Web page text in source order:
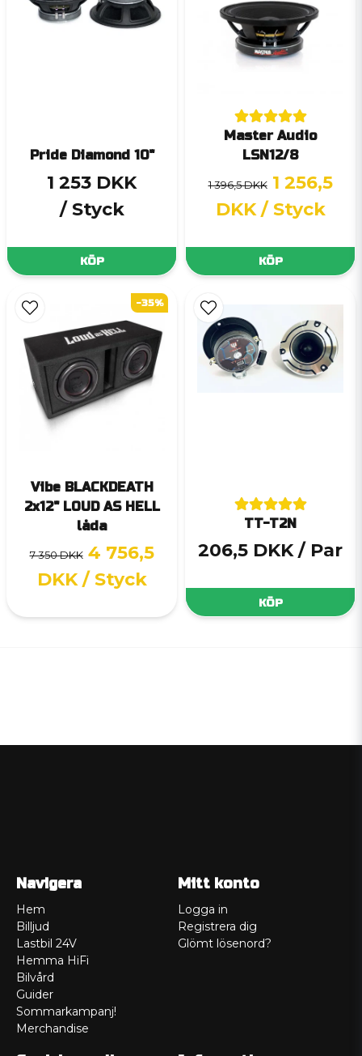
Pride Diamond 10"
1 253 DKK
/ Styck
KÖP
Master Audio
LSN12/8
1 396,5 DKK 1 256,5
DKK / Styck
KÖP
Vibe BLACKDEATH
2x12" LOUD AS HELL
låda
7 350 DKK 4 756,5
DKK / Styck
-35%
TT-T2N
206,5 DKK / Par
KÖP
Navigera
Hem
Billjud
Lastbil 24V
Hemma HiFi
Bilvård
Guider
Sommarkampanj!
Merchandise
Mitt konto
Logga in
Registrera dig
Glömt lösenord?